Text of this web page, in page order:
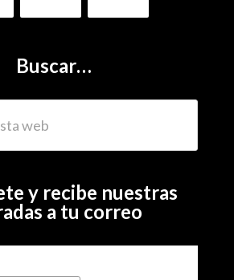
Buscar…
y recibe nuestras
a tu correo